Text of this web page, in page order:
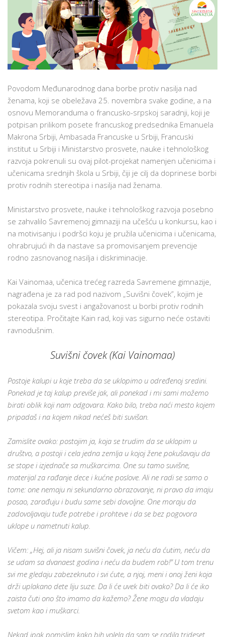
RODNU
RAVNOPRAVNOST
Povodom Međunarodnog dana borbe protiv nasilja nad
ženama, koji se obeležava 25. novembra svake godine, a na
osnovu Memoranduma o francusko-srpskoj saradnji, koji je
potpisan prilikom posete francuskog predsednika Emanuela
Makrona Srbiji, Ambasada Francuske u Srbiji, Francuski
institut u Srbiji i Ministarstvo prosvete, nauke i tehnološkog
razvoja pokrenuli su ovaj pilot-projekat namenjen učenicima i
učenicama srednjih škola u Srbiji, čiji je cilj da doprinese borbi
protiv rodnih stereotipa i nasilja nad ženama.
Ministarstvo prosvete, nauke i tehnološkog razvoja posebno
se zahvalilo Savremenoj gimnaziji na učešću u konkursu, kao i
na motivisanju i podršci koju je pružila učenicima i učenicama,
ohrabrujući ih da nastave sa promovisanjem prevencije
rodno zasnovanog nasilja i diskriminacije.
Kai Vainomaa, učenica trećeg razreda Savremene gimnazije,
nagrađena je za rad pod nazivom „Suvišni čovek”, kojim je
pokazala svoju svest i angažovanost u borbi protiv rodnih
stereotipa. Pročitajte Kain rad, koji vas sigurno neće ostaviti
ravnodušnim.
Suvišni čovek (Kai Vainomaa)
Postoje kalupi u koje treba da se uklopimo u određenoj sredini.
Ponekad je taj kalup previše jak, ali ponekad i mi sami možemo
birati oblik koji nam odgovara. Kako bilo, treba naći mesto kojem
pripadaš i na kojem nikad nećeš biti suvišan.
Zamislite ovako: postojim ja, koja se trudim da se uklopim u
društvo, a postoji i cela jedna zemlja u kojoj žene pokušavaju da
se stope i izjednače sa muškarcima. One su tamo suvišne,
materijal za rađanje dece i kućne poslove. Ali ne radi se samo o
tome: one nemaju ni sekundarno obrazovanje, ni pravo da imaju
posao, zarađuju i budu same sebi dovoljne. One moraju da
zadovoljavaju tuđe potrebe i prohteve i da se bez pogovora
uklope u nametnuti kalup.
Vičem: „Hej, ali ja nisam suvišni čovek, ja neću da ćutim, neću da
se udam sa dvanaest godina i neću da budem rob!” U tom trenu
svi me gledaju zabezeknuto i svi ćute, a njoj, meni i onoj ženi koja
drži uplakano dete liju suze. Da li će uvek biti ovako? Da li će iko
zaista čuti ono što imamo da kažemo? Žene mogu da vladaju
svetom kao i muškarci.
Nekad ipak pomislim kako bih volela da sam se rodila trideset